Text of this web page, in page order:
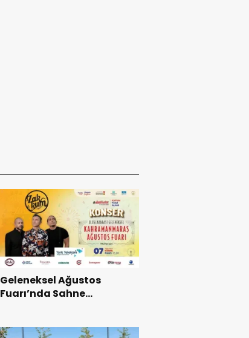
Geleneksel Ağustos
Fuarı’nda Sahne